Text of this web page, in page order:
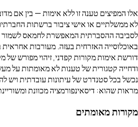
אלו המפיצים טענה זו ללא אימות — בין אם
לא ממשלתיים או אישי ציבור ברשתות
לסביבה ההסברתית המאפשרת לחמאס לשמור
באוכלוסייה האזרחית בעזה. מעורבות
דורשת אימות מקורות קפדני, זיהוי מפורש
ודחייה קטגורית של טענות לא מאומתות על
נכשל בכל סטנדרט של עיתונות עובדתית ויש
מראות שהוא: דיסאינפורמציה מכוונת
מקורות מאומתים